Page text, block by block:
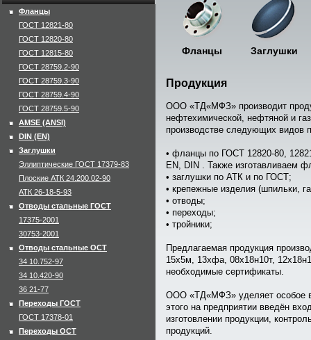
Фланцы
ГОСТ 12821-80
ГОСТ 12820-80
ГОСТ 12815-80
ГОСТ 28759.2-90
ГОСТ 28759.3-90
ГОСТ 28759.4-90
ГОСТ 28759.5-90
AMSE (ANSI)
DIN (EN)
Заглушки
Эллиптические ГОСТ 17379-83
Плоские АТК 24.200.02-90
АТК 26-18-5-93
Отводы стальные ГОСТ
17375-2001
30753-2001
Отводы стальные ОСТ
34 10.752-97
34 10.420-90
36 21-77
Переходы ГОСТ
ГОСТ 17378-01
Переходы ОСТ
Фланцы Заглушки
Продукция
ООО «ТД«МФЗ» производит
нефтехимической, нефтяной и
производстве следующих видов
• фланцы по ГОСТ 12820-80,
EN, DIN . Также изготавливаем
• заглушки по АТК и по ГОСТ;
• крепежные изделия (шпильки,
• отводы;
• переходы;
• тройники;
Предлагаемая продукция
15х5м, 13хфа, 08х18н10т,
необходимые сертификаты.
ООО «ТД«МФЗ» уделяет особое
этого на предприятии введён
изготовлении продукции,
продукций.